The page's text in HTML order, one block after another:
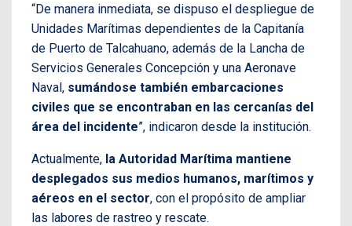
“De manera inmediata, se dispuso el despliegue de
Unidades Marítimas dependientes de la Capitanía
de Puerto de Talcahuano, además de la Lancha de
Servicios Generales Concepción y una Aeronave
Naval, sumándose también embarcaciones
civiles que se encontraban en las cercanías del
área del incidente”, indicaron desde la institución.
Actualmente, la Autoridad Marítima mantiene
desplegados sus medios humanos, marítimos y
aéreos en el sector, con el propósito de ampliar
las labores de rastreo y rescate.